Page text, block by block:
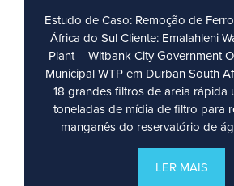
Estudo de Caso: Remoção de
África do Sul Cliente: Emalahleni
Plant – Witbank City Government
Municipal WTP em Durban South
18 grandes filtros de areia rápida
toneladas de mídia de filtro para
manganês do reservatório de
LER MAIS